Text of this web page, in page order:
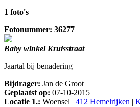
1 foto's
Fotonummer: 36277
Baby winkel Kruisstraat
Jaartal bij benadering
Bijdrager: Jan de Groot
Geplaatst op: 07-10-2015
Locatie 1.: Woensel | 412 Hemelrijken |